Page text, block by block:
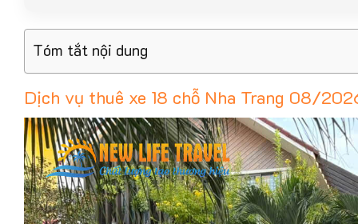
Tóm tắt nội dung
Dịch vụ thuê xe 18 chỗ Nha Trang 08/